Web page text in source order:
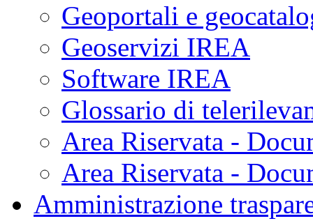
Geoportali e
Geoservizi IREA
Software IREA
Glossario di
Area Riservata -
Area Riservata -
Amministrazione